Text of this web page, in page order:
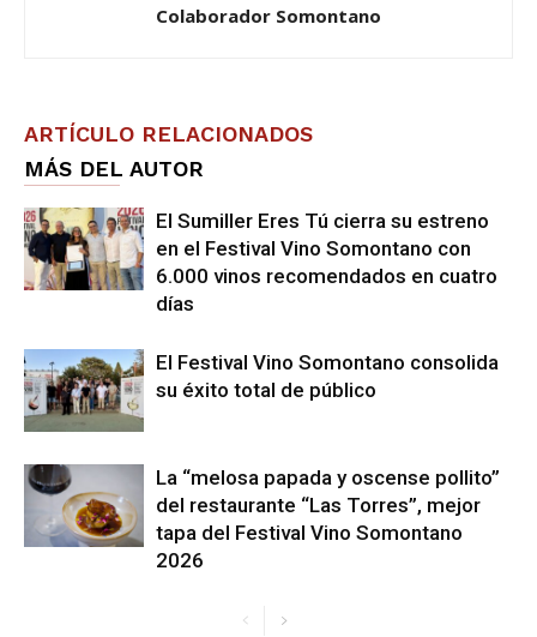
Colaborador Somontano
ARTÍCULO RELACIONADOS
MÁS DEL AUTOR
El Sumiller Eres Tú cierra su estreno
en el Festival Vino Somontano con
6.000 vinos recomendados en cuatro
días
El Festival Vino Somontano consolida
su éxito total de público
La “melosa papada y oscense pollito”
del restaurante “Las Torres”, mejor
tapa del Festival Vino Somontano
2026